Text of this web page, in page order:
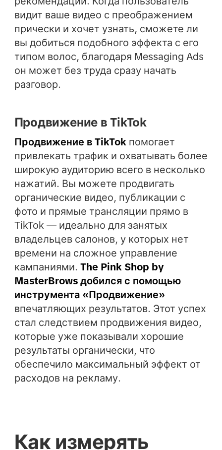
видит ваше видео с преображением
прически и хочет узнать, сможете ли
вы добиться подобного эффекта с его
типом волос, благодаря Messaging Ads
он может без труда сразу начать
разговор.
Продвижение в TikTok
Продвижение в TikTok помогает
привлекать трафик и охватывать более
широкую аудиторию всего в несколько
нажатий. Вы можете продвигать
органические видео, публикации с
фото и прямые трансляции прямо в
TikTok — идеально для занятых
владельцев салонов, у которых нет
времени на сложное управление
кампаниями. The Pink Shop by
MasterBrows добился с помощью
инструмента «Продвижение»
впечатляющих результатов. Этот успех
стал следствием продвижения видео,
которые уже показывали хорошие
результаты органически, что
обеспечило максимальный эффект от
расходов на рекламу.
Как измерять